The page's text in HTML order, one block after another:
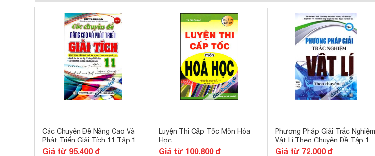
Các Chuyên Đề Nâng Cao Và
Phát Triển Giải Tích 11 Tập 1
Giá từ 95.400 đ
Luyện Thi Cấp Tốc Môn Hóa
Học
Giá từ 100.800 đ
Phương Pháp Giải Trắc Nghiệm
Vật Lí Theo Chuyên Đề Tập 1
Giá từ 72.000 đ